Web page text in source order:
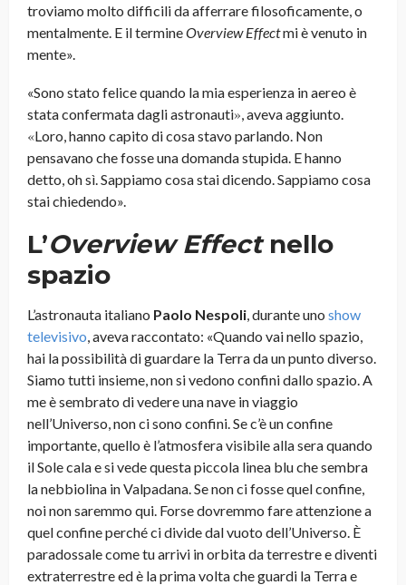
troviamo molto difficili da afferrare filosoficamente, o
mentalmente. E il termineOverview Effectmi è venuto in
mente».
«Sono stato felice quando la mia esperienza in aereo è
stata confermata dagli astronauti» , aveva aggiunto.
«Loro, hanno capito di cosa stavo parlando. Non
pensavano che fosse una domanda stupida. E hanno
detto, oh sì. Sappiamo cosa stai dicendo. Sappiamo cosa
stai chiedendo».
L’Overview Effectnello
spazio
L’astronauta italiano Paolo Nespoli , durante uno show
televisivo , aveva raccontato: «Quando vai nello spazio,
hai la possibilità di guardare la Terra da un punto diverso.
Siamo tutti insieme, non si vedono confini dallo spazio. A
me è sembrato di vedere una nave in viaggio
nell’Universo, non ci sono confini. Se c’è un confine
importante, quello è l’atmosfera visibile alla sera quando
il Sole cala e si vede questa piccola linea blu che sembra
la nebbiolina in Valpadana. Se non ci fosse quel confine,
noi non saremmo qui. Forse dovremmo fare attenzione a
quel confine perché ci divide dal vuoto dell’Universo. È
paradossale come tu arrivi in orbita da terrestre e diventi
extraterrestre ed è la prima volta che guardi la Terra e